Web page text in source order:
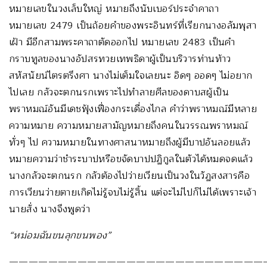
หมายเลขในวงเล็บใหญ่ หมายถึงนับเบอร์ประจำคาถา
หมายเลข 2479 เป็นถ้อยคำของพระอินทร์ที่เรียกนางอลัมพุสา
เฝ้า มีอีกสามพระคาถาตัดออกไป หมายเลข 2483 เป็นคำ
กราบทูลของนางอัปสรทวยเทพธิดาผู้เป็นบริวารท่านท้าว
สหัสนัยน์ไตรตรึงศา นางไม่เต็มใจเลยนะ อิดๆ ออดๆ ไม่อยาก
ไปเลย กลัวจะตกนรกเพราะไปทำลายศีลของดาบสผู้เป็น
พราหมณ์อันมีเดชฟุ้งเฟื่องกระเดื่องไกล คำว่าพราหมณ์มีหลาย
ความหมาย ความหมายสามัญหมายถึงคนในวรรณพราหมณ์
ทั่วๆ ไป ความหมายในทางศาสนาหมายถึงผู้มีบาปอันลอยแล้ว
หมายความว่าชำระบาปหรือขจัดบาปปฏิกูลในตัวได้หมดจดแล้ว
นางกลัวจะตกนรก กลัวต้องไปว่ายเวียนเป็นวงในวัฏสงสารคือ
การเวียนว่ายตายเกิดไม่รู้จบไม่รู้สิ้น แต่จะไม่ไปก็ไม่ได้เพราะเจ้า
นายสั่ง นางจึงพูดว่า
“หม่อมฉันขนลุกขนพอง”